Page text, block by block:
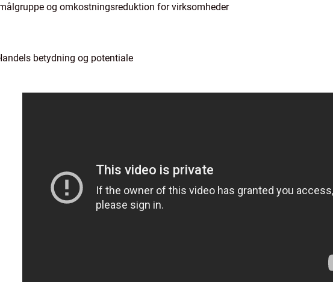
og omkostningsreduktion for virksomheder
betydning og potentiale